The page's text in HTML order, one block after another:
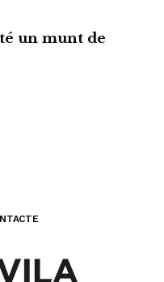
un munt de